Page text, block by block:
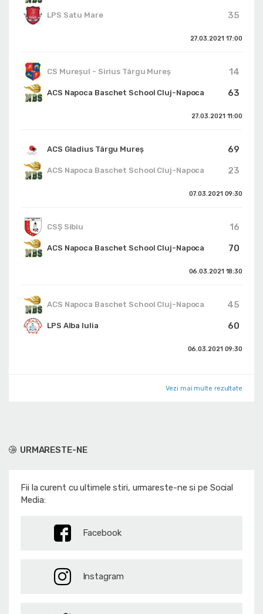
35
LPS Satu Mare
27.03.2021 17:00
CS Mureșul - Sirius Târgu Mureș
14
63
ACS Napoca Baschet School Cluj-Napoca
27.03.2021 11:00
ACS Gladius Târgu Mureș
69
23
ACS Napoca Baschet School Cluj-Napoca
07.03.2021 09:30
CSȘ Sibiu
16
70
ACS Napoca Baschet School Cluj-Napoca
06.03.2021 18:30
ACS Napoca Baschet School Cluj-Napoca
45
60
LPS Alba Iulia
06.03.2021 09:30
Vezi mai multe rezultate
URMARESTE-NE
Fii la curent cu ultimele stiri, urmareste-ne si pe Social
Media:
Facebook
Instagram